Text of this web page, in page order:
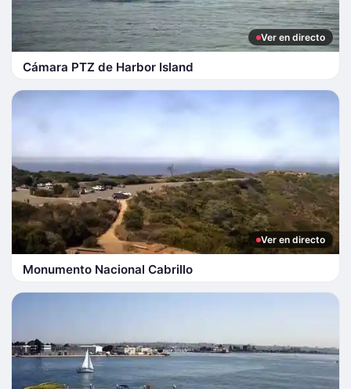
Ver en directo
Cámara PTZ de Harbor Island
Ver en directo
Monumento Nacional Cabrillo